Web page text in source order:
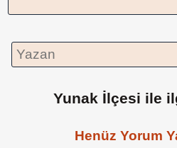
Yunak İlçesi ile
Henüz Yorum